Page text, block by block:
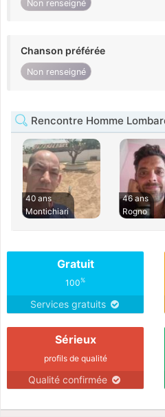
Non renseigné
Chanson préférée
Non renseigné
Rencontre Homme
40 ans
Montichiari
46 ans
Rogno
Gratuit
100%
Services gratuits
Sérieux
profils de qualité
Qualité confirmée